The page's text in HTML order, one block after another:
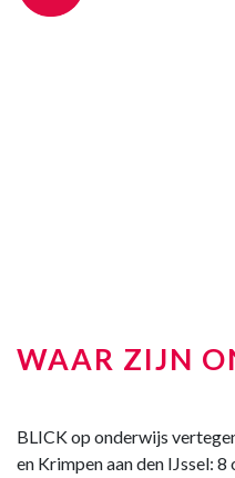
WAAR ZIJN
BLICK op onderwijs
en Krimpen aan den IJssel: